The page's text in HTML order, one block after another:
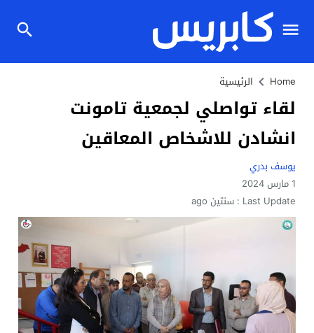
Home الرئيسية
لقاء تواصلي لجمعية تامونت
انشادن للاشخاص المعاقين
يوسف بدري
1 مارس 2024
Last Update : سنتين ago